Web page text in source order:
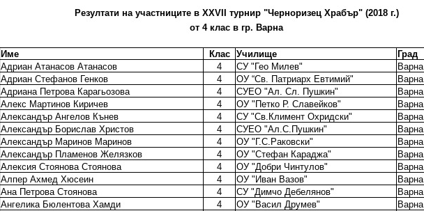
Резултати на участниците в XХVII турнир "Черноризец Храбър" (2018 г.)
от 4 клас в гр. Варна
Име Клас Училище Град
Адриан Атанасов Атанасов
4 СУ "Гео Милев" Варна
Адриан Стефанов Генков
4 ОУ “Св. Патриарх Евтимий" Варна
Адриана Петрова Карагьозова
4 СУЕО "Ал. Сл. Пушкин" Варна
Алекс Мартинов Киричев
4 ОУ "Петко Р. Славейков" Варна
Александър Ангелов Кънев
4 СУ "Св.Климент Охридски" Варна
Александър Борислав Христов
4 СУЕО "Ал.С.Пушкин" Варна
Александър Маринов Маринов
4 ОУ "Г.С.Раковски" Варна
Александър Пламенов Желязков
4 ОУ "Стефан Караджа" Варна
Алексия Стоянова Стоянова
4 ОУ "Добри Чинтулов" Варна
Алпер Ахмед Хюсеин
4 ОУ "Иван Вазов" Варна
Ана Петрова Стоянова
4 СУ "Димчо Дебелянов" Варна
Ангелика Бюлентова Хамди
4 ОУ "Васил Друмев" Варна